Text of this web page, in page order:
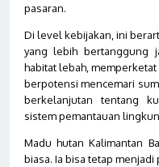
pasaran.
Di level kebijakan, ini
yang lebih bertanggung
habitat lebah,
berpotensi mencemari
berkelanjutan tentang
sistem pemantauan
Madu hutan Kalimantan
biasa. Ia bisa tetap